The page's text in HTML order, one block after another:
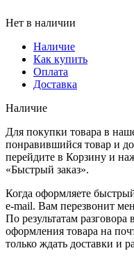
Нет в наличии
Наличие
Как купить
Оплата
Доставка
Наличие
Для покупки товара в
понравившийся товар и
перейдите в Корзину и
«Быстрый заказ».
Когда оформляете
e-mail. Вам перезвонит
По результатам
оформления товара на
только ждать доставки и